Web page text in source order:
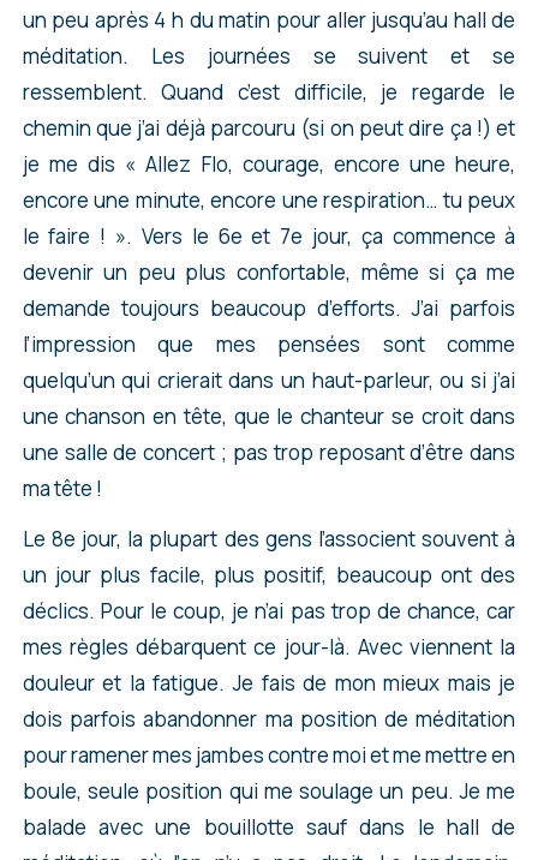
un peu après 4 h du matin pour aller jusqu’au hall de
méditation. Les journées se suivent et se
ressemblent. Quand c’est difficile, je regarde le
chemin que j’ai déjà parcouru (si on peut dire ça !) et
je me dis « Allez Flo, courage, encore une heure,
encore une minute, encore une respiration… tu peux
le faire ! ». Vers le 6e et 7e jour, ça commence à
devenir un peu plus confortable, même si ça me
demande toujours beaucoup d’efforts. J’ai parfois
l’impression que mes pensées sont comme
quelqu’un qui crierait dans un haut-parleur, ou si j’ai
une chanson en tête, que le chanteur se croit dans
une salle de concert ; pas trop reposant d’être dans
ma tête !
Le 8e jour, la plupart des gens l’associent souvent à
un jour plus facile, plus positif, beaucoup ont des
déclics. Pour le coup, je n’ai pas trop de chance, car
mes règles débarquent ce jour-là. Avec viennent la
douleur et la fatigue. Je fais de mon mieux mais je
dois parfois abandonner ma position de méditation
pour ramener mes jambes contre moi et me mettre en
boule, seule position qui me soulage un peu. Je me
balade avec une bouillotte sauf dans le hall de